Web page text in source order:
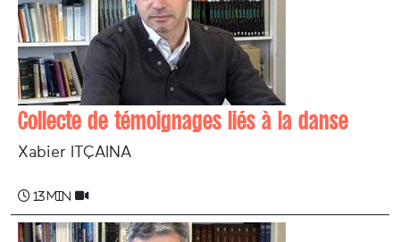
Collecte de témoignages liés à la danse
Xabier ITÇAINA
13 min